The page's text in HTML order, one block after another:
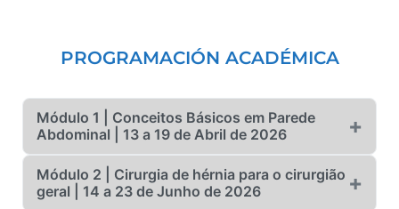
PROGRAMACIÓN ACADÉMICA
Módulo 1 | Conceitos Básicos em Parede
Abdominal | 13 a 19 de Abril de 2026
+
Data: 13 a 19 de Abril de 2026
Aulas on-line: 13, 14 e 15 de Abril de 2026
Módulo 2 | Cirurgia de hérnia para o cirurgião
geral | 14 a 23 de Junho de 2026
+